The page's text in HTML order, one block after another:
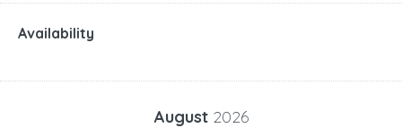
Availability
August 2026